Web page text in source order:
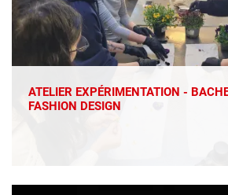
ATELIER EXPÉRIMENTATION -
FASHION DESIGN